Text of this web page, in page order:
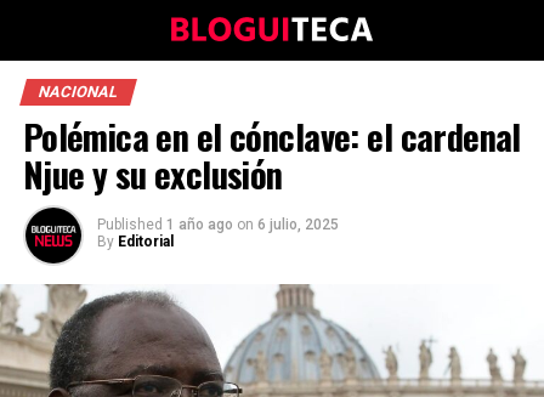
NACIONAL
Polémica en el cónclave: el cardenal
Njue y su exclusión
Published 1 año ago on 6 julio, 2025
By Editorial